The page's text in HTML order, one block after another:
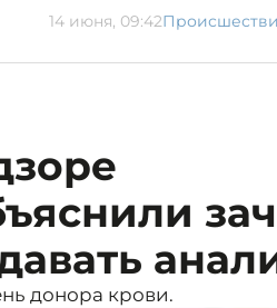
14 июня, 09:42
донора крови.